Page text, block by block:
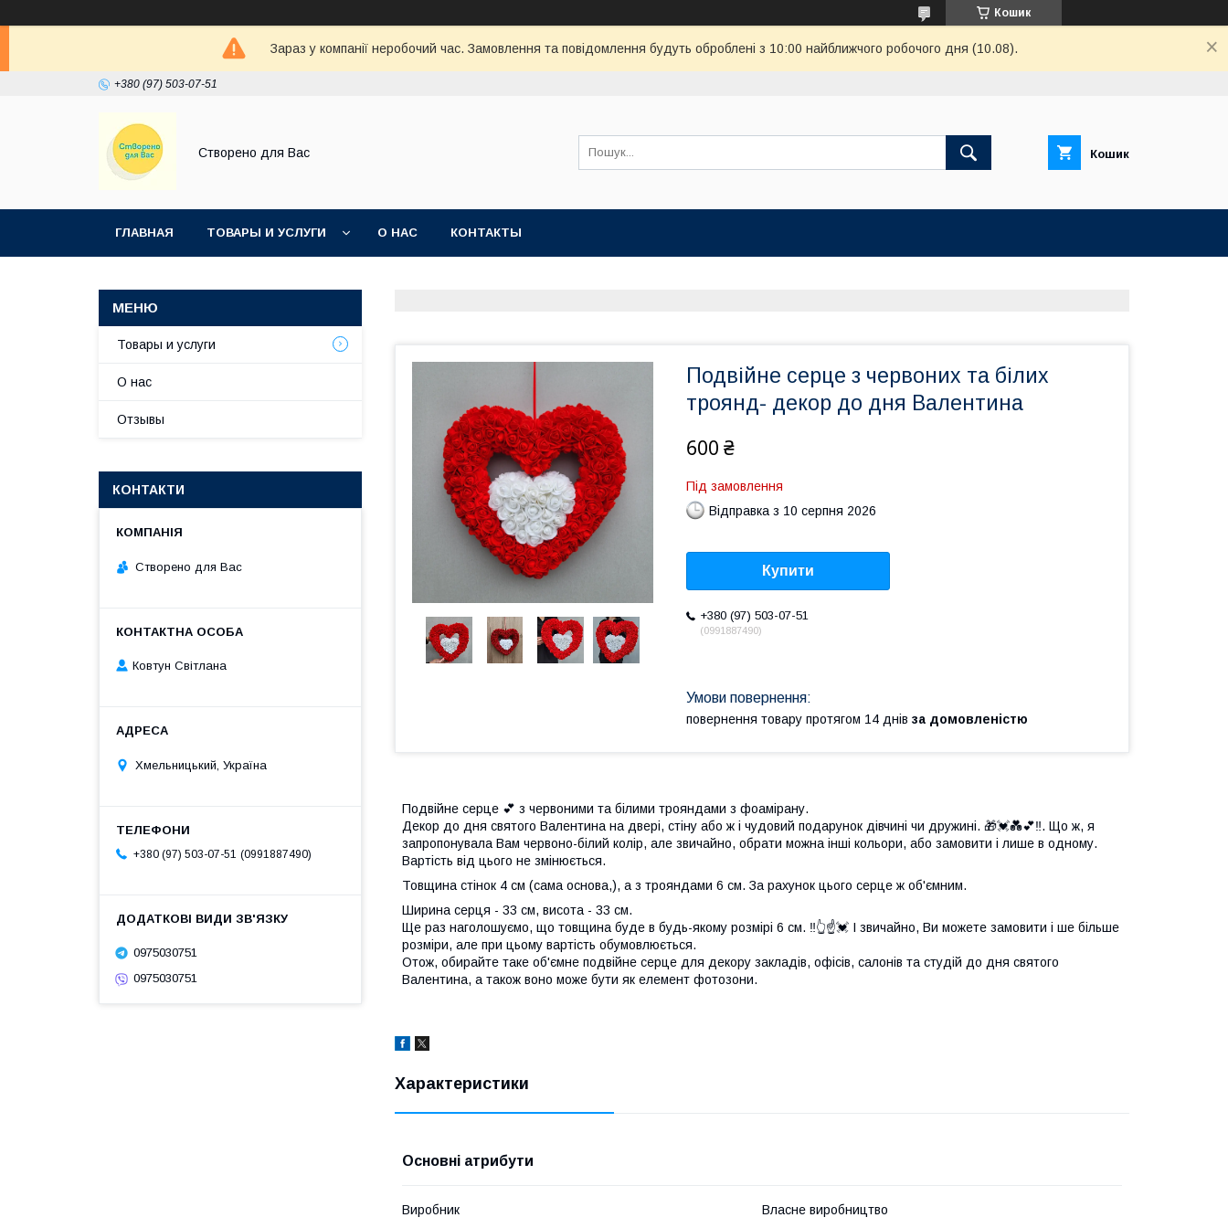
Кошик
Зараз у компанії неробочий час. Замовлення та повідомлення будуть оброблені з 10:00 найближчого робочого дня (10.08).
+380 (97) 503-07-51
Створено для Вас Кошик
ГЛАВНАЯ ТОВАРЫ И УСЛУГИ О НАС КОНТАКТЫ
Подвійне серце з червоних та білих
троянд- декор до дня Валентина
600 ₴
Під замовлення
Відправка з 10 серпня 2026
Купити
+380 (97) 503-07-51
0991887490
повернення товару протягом 14 днів за домовленістю
Подвійне серце 💕 з червоними та білими трояндами з фоамірану.
Декор до дня святого Валентина на двері, стіну або ж і чудовий подарунок дівчині чи дружині. 🎁💓💑💕‼️. Що ж, я
запропонувала Вам червоно-білий колір, але звичайно, обрати можна інші кольори, або замовити і лише в одному.
Вартість від цього не змінюється.
Товщина стінок 4 см (сама основа,), а з трояндами 6 см. За рахунок цього серце ж об'ємним.
Ширина серця - 33 см, висота - 33 см.
Ще раз наголошуємо, що товщина буде в будь-якому розмірі 6 см. ‼️👆☝️💓 І звичайно, Ви можете замовити і ше більше
розміри, але при цьому вартість обумовлюється.
Отож, обирайте таке об'ємне подвійне серце для декору закладів, офісів, салонів та студій до дня святого
Валентина, а також воно може бути як елемент фотозони.
Характеристики
Основні атрибути
Виробник Власне виробництво
Товары и услуги
О нас
Отзывы
КОНТАКТИ
Створено для Вас
Ковтун Світлана
Хмельницький, Україна
+380 (97) 503-07-51 0991887490
0975030751
0975030751